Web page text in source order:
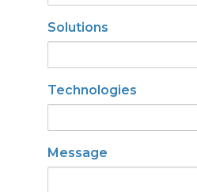
Solutions
Technologies
Message